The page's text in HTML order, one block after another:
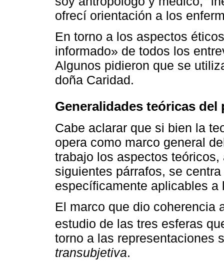
ofrecí orientación a los
En torno a los aspectos
informado» de todos los
Algunos pidieron que se
doña Caridad.
Generalidades teóricas del
Cabe aclarar que si bien la
opera como marco general
trabajo los aspectos
siguientes párrafos, se
específicamente aplicables a
El marco que dio coherencia
estudio de las tres esferas
torno a las representaciones
transubjetiva.